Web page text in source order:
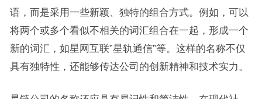
语，而是采用一些新颖、独特的组合方式。例如，可以
将两个或多个看似不相关的词汇组合在一起，形成一个
新的词汇，如星网互联”星轨通信”等。这样的名称不仅
具有独特性，还能够传达公司的创新精神和技术实力。